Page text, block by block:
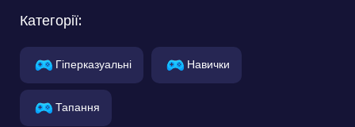
Категорії:
Гіперказуальні Навички
Тапання